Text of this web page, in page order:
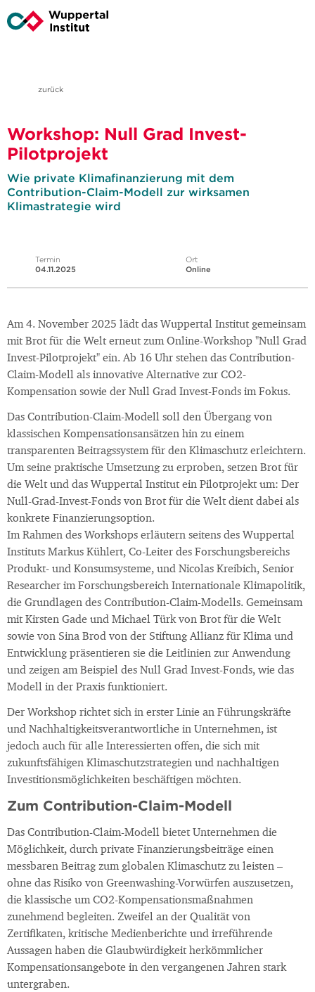
zurück
Workshop: Null Grad Invest-
Pilotprojekt
Wie private Klimafinanzierung mit dem
Contribution-Claim-Modell zur wirksamen
Klimastrategie wird
Termin
04.11.2025
Ort
Online
Am 4. November 2025 lädt das Wuppertal Institut gemeinsam
mit Brot für die Welt erneut zum Online-Workshop "Null Grad
Invest-Pilotprojekt" ein. Ab 16 Uhr stehen das Contribution-
Claim-Modell als innovative Alternative zur CO2-
Kompensation sowie der Null Grad Invest-Fonds im Fokus.
Das Contribution-Claim-Modell soll den Übergang von
klassischen Kompensationsansätzen hin zu einem
transparenten Beitragssystem für den Klimaschutz erleichtern.
Um seine praktische Umsetzung zu erproben, setzen Brot für
die Welt und das Wuppertal Institut ein Pilotprojekt um: Der
Null-Grad-Invest-Fonds von Brot für die Welt dient dabei als
konkrete Finanzierungsoption.
Im Rahmen des Workshops erläutern seitens des Wuppertal
Instituts Markus Kühlert, Co-Leiter des Forschungsbereichs
Produkt- und Konsumsysteme, und Nicolas Kreibich, Senior
Researcher im Forschungsbereich Internationale Klimapolitik,
die Grundlagen des Contribution-Claim-Modells. Gemeinsam
mit Kirsten Gade und Michael Türk von Brot für die Welt
sowie von Sina Brod von der Stiftung Allianz für Klima und
Entwicklung präsentieren sie die Leitlinien zur Anwendung
und zeigen am Beispiel des Null Grad Invest-Fonds, wie das
Modell in der Praxis funktioniert.
Der Workshop richtet sich in erster Linie an Führungskräfte
und Nachhaltigkeitsverantwortliche in Unternehmen, ist
jedoch auch für alle Interessierten offen, die sich mit
zukunftsfähigen Klimaschutzstrategien und nachhaltigen
Investitionsmöglichkeiten beschäftigen möchten.
Zum Contribution-Claim-Modell
Das Contribution-Claim-Modell bietet Unternehmen die
Möglichkeit, durch private Finanzierungsbeiträge einen
messbaren Beitrag zum globalen Klimaschutz zu leisten –
ohne das Risiko von Greenwashing-Vorwürfen auszusetzen,
die klassische um CO2-Kompensationsmaßnahmen
zunehmend begleiten. Zweifel an der Qualität von
Zertifikaten, kritische Medienberichte und irreführende
Aussagen haben die Glaubwürdigkeit herkömmlicher
Kompensationsangebote in den vergangenen Jahren stark
untergraben.